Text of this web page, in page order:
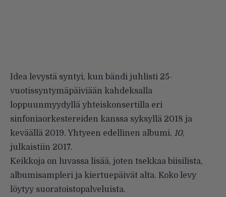
Idea levystä syntyi, kun bändi juhlisti 25-
vuotissyntymäpäiviään kahdeksalla
loppuunmyydyllä yhteiskonsertilla eri
sinfoniaorkestereiden kanssa syksyllä 2018 ja
keväällä 2019. Yhtyeen edellinen albumi, 10,
julkaistiin 2017.
Keikkoja on luvassa lisää, joten tsekkaa biisilista,
albumisampleri ja kiertuepäivät alta. Koko levy
löytyy suoratoistopalveluista.